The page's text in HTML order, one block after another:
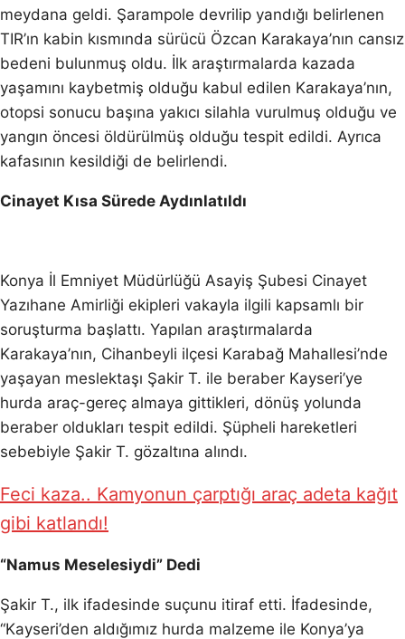
meydana geldi. Şarampole devrilip yandığı belirlenen
TIR’ın kabin kısmında sürücü Özcan Karakaya’nın cansız
bedeni bulunmuş oldu. İlk araştırmalarda kazada
yaşamını kaybetmiş olduğu kabul edilen Karakaya’nın,
otopsi sonucu başına yakıcı silahla vurulmuş olduğu ve
yangın öncesi öldürülmüş olduğu tespit edildi. Ayrıca
kafasının kesildiği de belirlendi.
Cinayet Kısa Sürede Aydınlatıldı
Konya İl Emniyet Müdürlüğü Asayiş Şubesi Cinayet
Yazıhane Amirliği ekipleri vakayla ilgili kapsamlı bir
soruşturma başlattı. Yapılan araştırmalarda
Karakaya’nın, Cihanbeyli ilçesi Karabağ Mahallesi’nde
yaşayan meslektaşı Şakir T. ile beraber Kayseri’ye
hurda araç-gereç almaya gittikleri, dönüş yolunda
beraber oldukları tespit edildi. Şüpheli hareketleri
sebebiyle Şakir T. gözaltına alındı.
Feci kaza.. Kamyonun çarptığı araç adeta kağıt
gibi katlandı!
“Namus Meselesiydi” Dedi
Şakir T., ilk ifadesinde suçunu itiraf etti. İfadesinde,
“Kayseri’den aldığımız hurda malzeme ile Konya’ya